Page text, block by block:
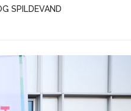
SPILDEVAND